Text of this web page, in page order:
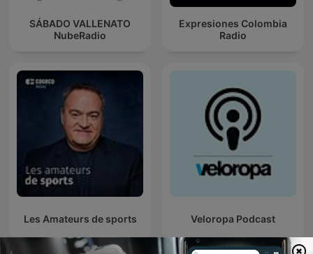
SÁBADO VALLENATO
NubeRadio
Expresiones Colombia
Radio
Les Amateurs de sports Veloropa Podcast